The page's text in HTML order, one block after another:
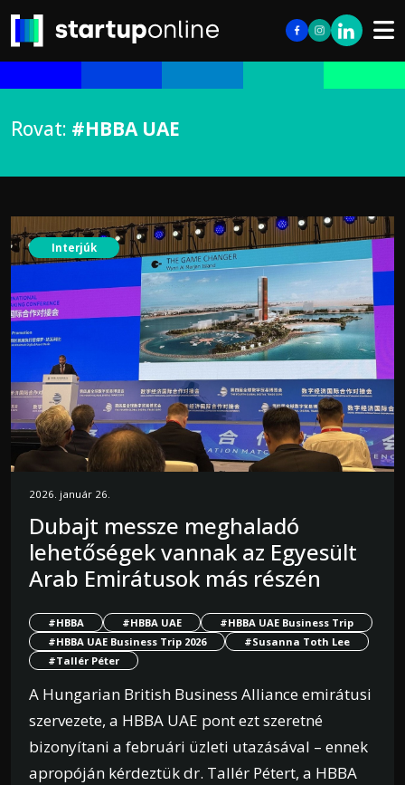
Rovat: #HBBA UAE
Interjúk
2026. január 26.
Dubajt messze meghaladó
lehetőségek vannak az Egyesült
Arab Emirátusok más részén
#HBBA #HBBA UAE
#HBBA UAE Business Trip
#HBBA UAE Business Trip 2026
#Susanna Toth Lee
#Tallér Péter
A Hungarian British Business Alliance emirátusi
szervezete, a HBBA UAE pont ezt szeretné
bizonyítani a februári üzleti utazásával – ennek
apropóján kérdeztük dr. Tallér Pétert, a HBBA